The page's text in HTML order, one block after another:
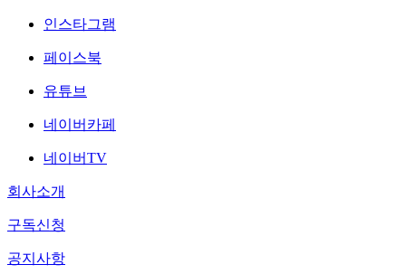
인스타그램
페이스북
유튜브
네이버카페
네이버TV
회사소개
구독신청
공지사항